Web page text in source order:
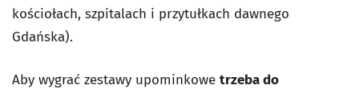
kościołach, szpitalach i przytułkach dawnego
Gdańska).
Aby wygrać zestawy upominkowe trzeba do